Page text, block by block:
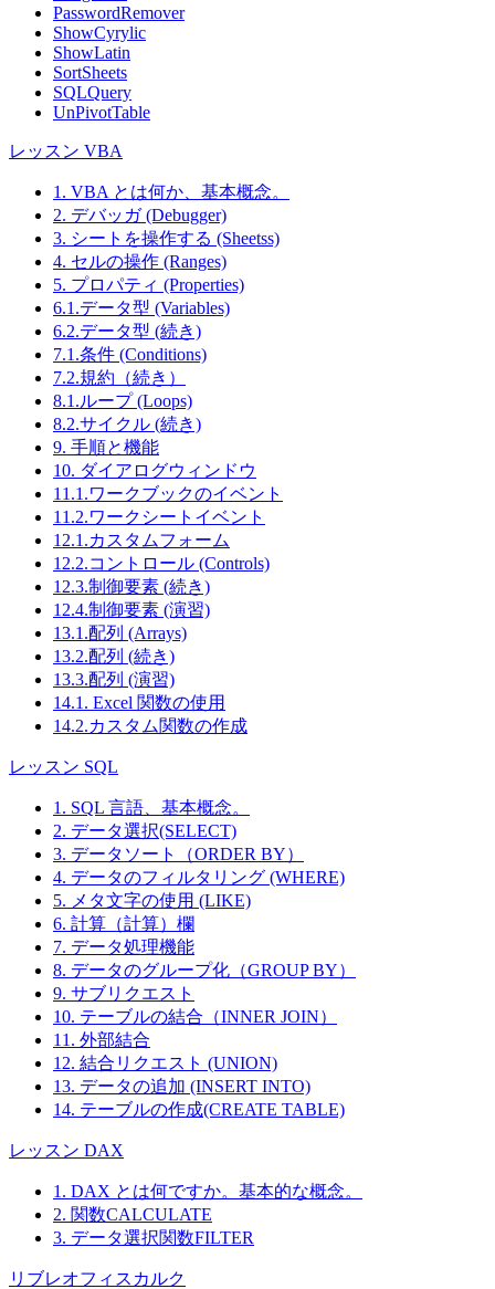
PasswordRemover
ShowCyrylic
ShowLatin
SortSheets
SQLQuery
UnPivotTable
レッスン VBA
1. VBA とは何か、基本概念。
2. デバッガ (Debugger)
3. シートを操作する (Sheetss)
4. セルの操作 (Ranges)
5. プロパティ (Properties)
6.1.データ型 (Variables)
6.2.データ型 (続き)
7.1.条件 (Conditions)
7.2.規約（続き）
8.1.ループ (Loops)
8.2.サイクル (続き)
9. 手順と機能
10. ダイアログウィンドウ
11.1.ワークブックのイベント
11.2.ワークシートイベント
12.1.カスタムフォーム
12.2.コントロール (Controls)
12.3.制御要素 (続き)
12.4.制御要素 (演習)
13.1.配列 (Arrays)
13.2.配列 (続き)
13.3.配列 (演習)
14.1. Excel 関数の使用
14.2.カスタム関数の作成
レッスン SQL
1. SQL 言語、基本概念。
2. データ選択(SELECT)
3. データソート（ORDER BY）
4. データのフィルタリング (WHERE)
5. メタ文字の使用 (LIKE)
6. 計算（計算）欄
7. データ処理機能
8. データのグループ化（GROUP BY）
9. サブリクエスト
10. テーブルの結合（INNER JOIN）
11. 外部結合
12. 結合リクエスト (UNION)
13. データの追加 (INSERT INTO)
14. テーブルの作成(CREATE TABLE)
レッスン DAX
1. DAX とは何ですか。基本的な概念。
2. 関数CALCULATE
3. データ選択関数FILTER
リブレオフィスカルク